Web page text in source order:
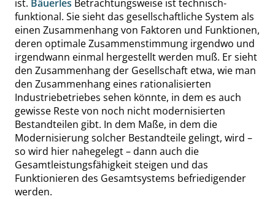
ist. Bäuerles Betrachtungsweise ist technisch-
funktional. Sie sieht das gesellschaftliche System als
einen Zusammenhang von Faktoren und Funktionen,
deren optimale Zusammenstimmung irgendwo und
irgendwann einmal hergestellt werden muß. Er sieht
den Zusammenhang der Gesellschaft etwa, wie man
den Zusammenhang eines rationalisierten
Industriebetriebes sehen könnte, in dem es auch
gewisse Reste von noch nicht modernisierten
Bestandteilen gibt. In dem Maße, in dem die
Modernisierung solcher Bestandteile gelingt, wird –
so wird hier nahegelegt – dann auch die
Gesamtleistungsfähigkeit steigen und das
Funktionieren des Gesamtsystems befriedigender
werden.